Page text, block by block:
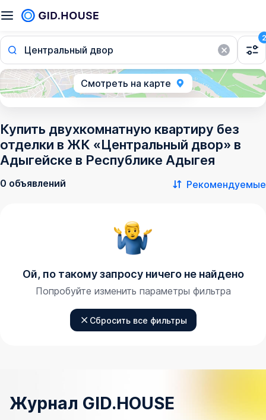
Центральный двор
2
Смотреть на карте
Купить двухкомнатную квартиру без
отделки в ЖК «Центральный двор» в
Адыгейске в Республике Адыгея
0 объявлений Рекомендуемые
Ой, по такому запросу ничего не найдено
Попробуйте изменить параметры фильтра
Сбросить все фильтры
Журнал GID.HOUSE